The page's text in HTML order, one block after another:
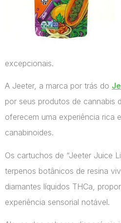
excepcionais.
A Jeeter, a marca por trás do
por seus produtos de cannabis
oferecem uma experiência rica
canabinoides.
Os cartuchos de “Jeeter Juice
terpenos botânicos de resina
diamantes líquidos THCa,
experiência sensorial notável.